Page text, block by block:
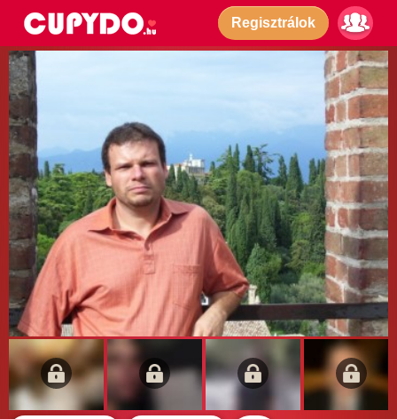
Regisztrálok